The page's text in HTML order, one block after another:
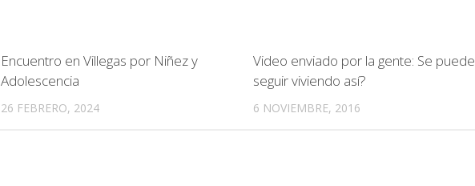
Encuentro en Villegas por Niñez y
Adolescencia
26 FEBRERO, 2024
Video enviado por la gente: Se puede
seguir viviendo así?
6 NOVIEMBRE, 2016